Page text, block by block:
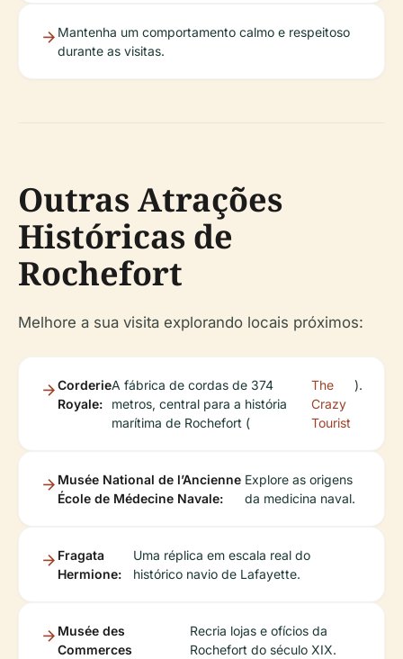
Mantenha um comportamento calmo e respeitoso
durante as visitas.
Outras Atrações
Históricas de
Rochefort
Melhore a sua visita explorando locais próximos:
Corderie
Royale:
A fábrica de cordas de 374
metros, central para a história
marítima de Rochefort (
The
Crazy
Tourist
).
Musée National de l’Ancienne
École de Médecine Navale:
Explore as origens
da medicina naval.
Fragata
Hermione:
Uma réplica em escala real do
histórico navio de Lafayette.
Musée des
Commerces
Recria lojas e ofícios da
Rochefort do século XIX.